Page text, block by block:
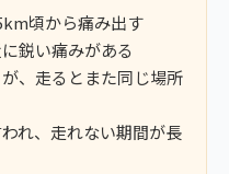
頃から痛み出す
鋭い痛みがある
、走るとまた同じ場所
れ、走れない期間が長